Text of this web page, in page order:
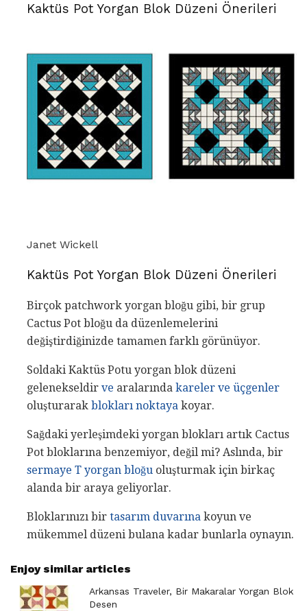
Kaktüs Pot Yorgan Blok Düzeni Önerileri
Janet Wickell
Kaktüs Pot Yorgan Blok Düzeni Önerileri
Birçok patchwork yorgan bloğu gibi, bir grup
Cactus Pot bloğu da düzenlemelerini
değiştirdiğinizde tamamen farklı görünüyor.
Soldaki Kaktüs Potu yorgan blok düzeni
gelenekseldir ve aralarında kareler ve üçgenler
oluşturarak blokları noktaya koyar.
Sağdaki yerleşimdeki yorgan blokları artık Cactus
Pot bloklarına benzemiyor, değil mi? Aslında, bir
sermaye T yorgan bloğu oluşturmak için birkaç
alanda bir araya geliyorlar.
Bloklarınızı bir tasarım duvarına koyun ve
mükemmel düzeni bulana kadar bunlarla oynayın.
Enjoy similar articles
Arkansas Traveler, Bir Makaralar Yorgan Blok
Desen